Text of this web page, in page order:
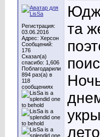
Регистрация:
03.06.2016
Адрес: Херсон
Сообщений:
176
Сказал(а)
спасибо: 1,606
Поблагодарили
894 раз(а) в
118
сообщениях
та